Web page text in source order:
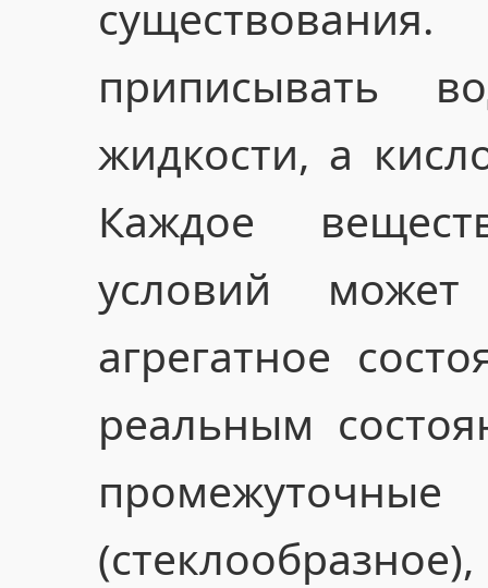
приписывать
жидкости, а
Каждое
условий
агрегатное
реальным